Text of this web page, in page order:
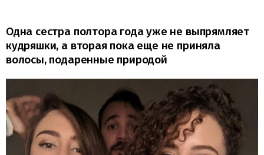
Одна сестра полтора года уже не выпрямляет
кудряшки, а вторая пока еще не приняла
волосы, подаренные природой